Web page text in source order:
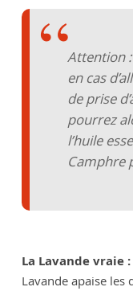
Attention
en cas
de prise
pourrez
l’huile
Camphre
La Lavande vraie :
Lavande apaise les